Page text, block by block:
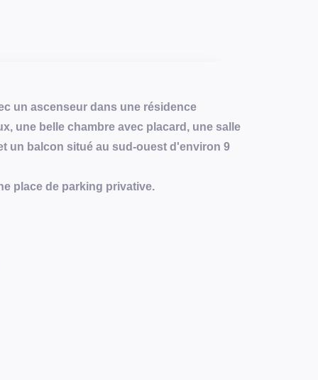
un ascenseur dans une résidence
une belle chambre avec placard, une salle
un balcon situé au sud-ouest d'environ 9
place de parking privative.